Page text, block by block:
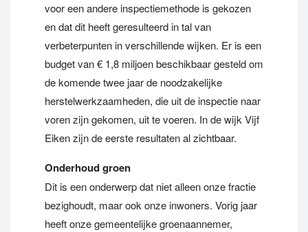
voor een andere inspectiemethode is gekozen
en dat dit heeft geresulteerd in tal van
verbeterpunten in verschillende wijken. Er is een
budget van € 1,8 miljoen beschikbaar gesteld om
de komende twee jaar de noodzakelijke
herstelwerkzaamheden, die uit de inspectie naar
voren zijn gekomen, uit te voeren. In de wijk Vijf
Eiken zijn de eerste resultaten al zichtbaar.
Onderhoud groen
Dit is een onderwerp dat niet alleen onze fractie
bezighoudt, maar ook onze inwoners. Vorig jaar
heeft onze gemeentelijke groenaannemer,